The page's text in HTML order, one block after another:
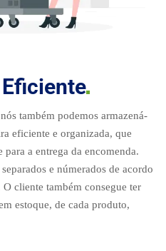
Eficiente
também podemos armazená-
eficiente e organizada, que
a entrega da encomenda.
e númerados de acordo
cliente também consegue ter
estoque, de cada produto,